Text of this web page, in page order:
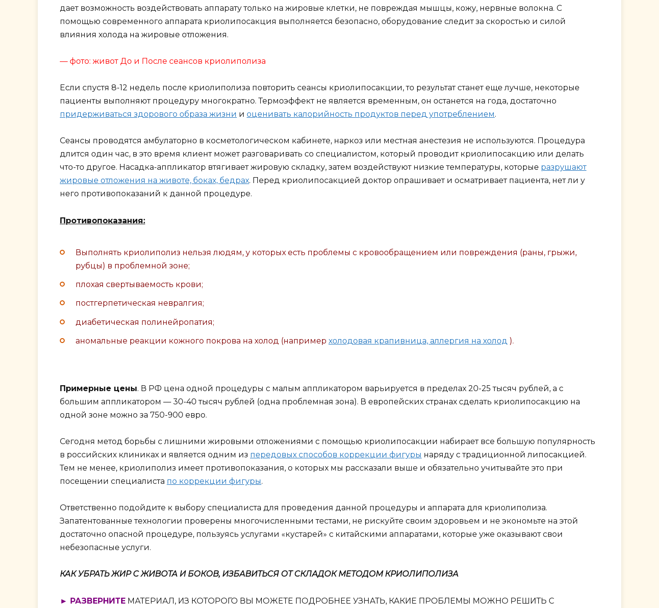
дает возможность воздействовать аппарату только на жировые клетки, не повреждая мышцы, кожу, нервные волокна. С
помощью современного аппарата криолипосакция выполняется безопасно, оборудование следит за скоростью и силой
влияния холода на жировые отложения.
— фото: живот До и После сеансов криолиполиза
Если спустя 8-12 недель после криолиполиза повторить сеансы криолипосакции, то результат станет еще лучше, некоторые
пациенты выполняют процедуру многократно. Термоэффект не является временным, он останется на года, достаточно
придерживаться здорового образа жизни и оценивать калорийность продуктов перед употреблением.
Сеансы проводятся амбулаторно в косметологическом кабинете, наркоз или местная анестезия не используются. Процедура
длится один час, в это время клиент может разговаривать со специалистом, который проводит криолипосакцию или делать
что-то другое. Насадка-аппликатор втягивает жировую складку, затем воздействуют низкие температуры, которые разрушают
жировые отложения на животе, боках, бедрах. Перед криолипосакцией доктор опрашивает и осматривает пациента, нет ли у
него противопоказаний к данной процедуре.
Противопоказания:
Выполнять криолиполиз нельзя людям, у которых есть проблемы с кровообращением или повреждения (раны, грыжи,
рубцы) в проблемной зоне;
плохая свертываемость крови;
постгерпетическая невралгия;
диабетическая полинейропатия;
аномальные реакции кожного покрова на холод (например холодовая крапивница, аллергия на холод ).
Примерные цены. В РФ цена одной процедуры с малым аппликатором варьируется в пределах 20-25 тысяч рублей, а с
большим аппликатором — 30-40 тысяч рублей (одна проблемная зона). В европейских странах сделать криолипосакцию на
одной зоне можно за 750-900 евро.
Сегодня метод борьбы с лишними жировыми отложениями с помощью криолипосакции набирает все большую популярность
в российских клиниках и является одним из передовых способов коррекции фигуры наряду с традиционной липосакцией.
Тем не менее, криолиполиз имеет противопоказания, о которых мы рассказали выше и обязательно учитывайте это при
посещении специалиста по коррекции фигуры.
Ответственно подойдите к выбору специалиста для проведения данной процедуры и аппарата для криолиполиза.
Запатентованные технологии проверены многочисленными тестами, не рискуйте своим здоровьем и не экономьте на этой
достаточно опасной процедуре, пользуясь услугами «кустарей» с китайскими аппаратами, которые уже оказывают свои
небезопасные услуги.
КАК УБРАТЬ ЖИР С ЖИВОТА И БОКОВ, ИЗБАВИТЬСЯ ОТ СКЛАДОК МЕТОДОМ КРИОЛИПОЛИЗА
► РАЗВЕРНИТЕ МАТЕРИАЛ, ИЗ КОТОРОГО ВЫ МОЖЕТЕ ПОДРОБНЕЕ УЗНАТЬ, КАКИЕ ПРОБЛЕМЫ МОЖНО РЕШИТЬ С